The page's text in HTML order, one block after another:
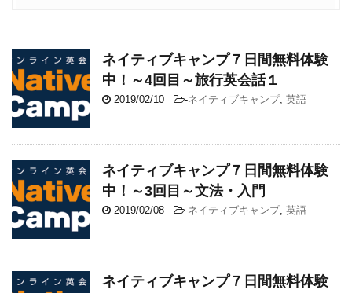
ネイティブキャンプ７日間無料体験
中！～4回目～旅行英会話１
2019/02/10 -ネイティブキャンプ, 英語
ネイティブキャンプ７日間無料体験
中！～3回目～文法・入門
2019/02/08 -ネイティブキャンプ, 英語
ネイティブキャンプ７日間無料体験